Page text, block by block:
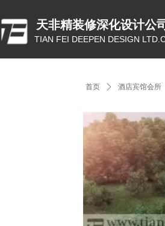
TIAN FEI DEEPEN DESIGN
天非精装修深化设计公司
首页 ꄲ 酒店宾馆会所